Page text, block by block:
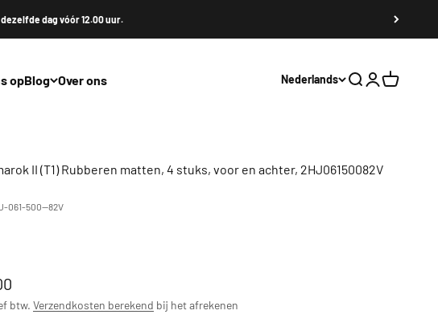
dag vóór 12.00 uur.
opBlog Over ons Nederlands Zoeken
Inloggen
II (T1) Rubberen matten, 4 stuks, voor en achter, 2HJ06150082V
061-500--82V
btw. Verzendkosten berekend bij het afrekenen